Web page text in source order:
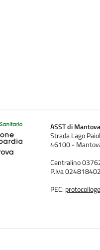
ASST di Mantova
Strada Lago
46100 -
Centralino
P.Iva
PEC: